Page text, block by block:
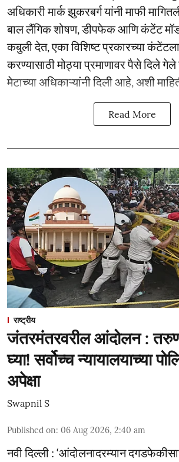
अधिकारी मार्क झुकरबर्ग यांनी माफी
बाल लैंगिक शोषण, डीपफेक आणि कंटेंट
कबुली देत, एका विशिष्ट प्रकारच्या
करण्यासाठी मोठ्या प्रमाणावर पैसे दिले
मेटाच्या अधिकाऱ्यांनी दिली आहे, अशी
Read More
राष्ट्रीय
जंतरमंतरवरील आंदोलन :
घ्या! सर्वोच्च न्यायालयाच्या
अपेक्षा
Swapnil S
Published on: 06 Aug 2026, 2:40 am
नवी दिल्ली : ‘आंदोलनादरम्यान